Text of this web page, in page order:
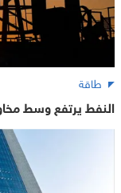
طاقة
النفط يرتفع وسط